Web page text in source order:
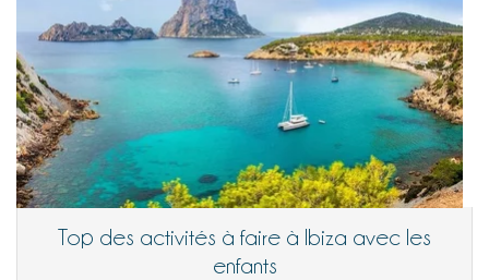
Top des activités à faire à Ibiza avec les
enfants